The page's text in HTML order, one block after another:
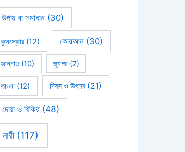
উপায় বা সমাধান(30)
কুসংস্কার (12) কোরআন(30)
জান্নাত(10) জুম'আ(7)
তাওবা (12) দিবস ও উৎসব(21)
দোয়া ও যিকির(48)
নারী(117)